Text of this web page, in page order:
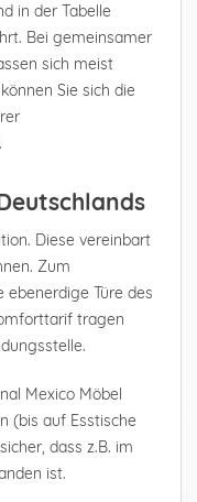
in der Tabelle
Bei gemeinsamer
sich meist
Sie sich die
Diese vereinbart
Zum
Türe des
tragen
Mexico Möbel
(bis auf Esstische
dass z.B. im
ist.